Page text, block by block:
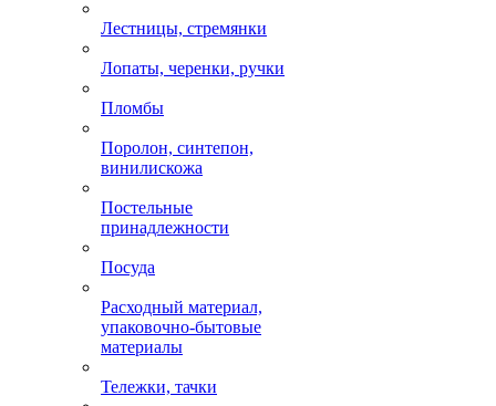
Лестницы, стремянки
Лопаты, черенки, ручки
Пломбы
Поролон, синтепон,
винилискожа
Постельные
принадлежности
Посуда
Расходный материал,
упаковочно-бытовые
материалы
Тележки, тачки